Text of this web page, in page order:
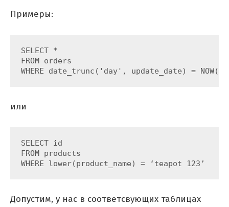
Примеры:
SELECT *
FROM orders
WHERE date_trunc('day', update_date) =
или
SELECT id
FROM products
WHERE lower(product_name) = ‘teapot 123’
Допустим, у нас в соответсвующих таблицах